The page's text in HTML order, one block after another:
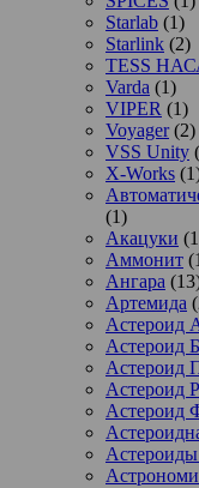
Starlab (1)
Starlink (2)
TESS
Varda (1)
VIPER (1)
Voyager(2)
VSS Unity
X-Works
(1)
Акацуки
Аммонит
Ангара
Артемида
Астероид
Астероид
Астероид
Астероид
Астероид